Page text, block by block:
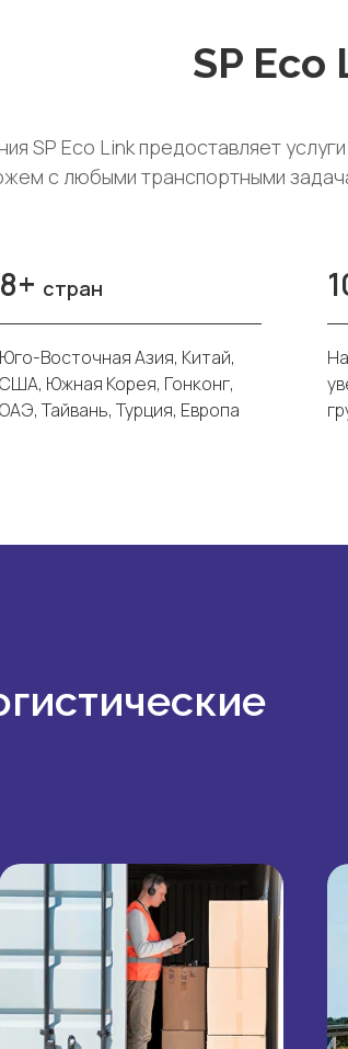
SP Eco
SP Eco Link пр едоставляет
с любыми транспортными
8+ стран
Юго-Восточная Азия, Китай,
США, Южная Корея, Гонконг,
ОАЭ, Тайвань, Турция, Европа